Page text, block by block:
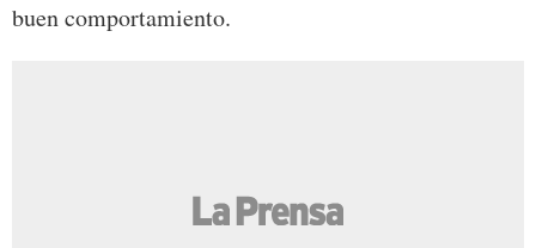
buen comportamiento.